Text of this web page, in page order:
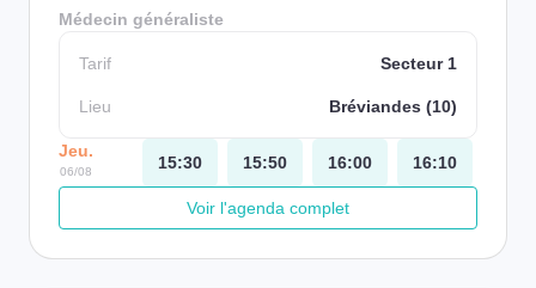
Médecin généraliste
Tarif Secteur 1
Lieu Bréviandes (10)
Jeu.
06/08 15:30 15:50 16:00 16:10
Voir l'agenda complet